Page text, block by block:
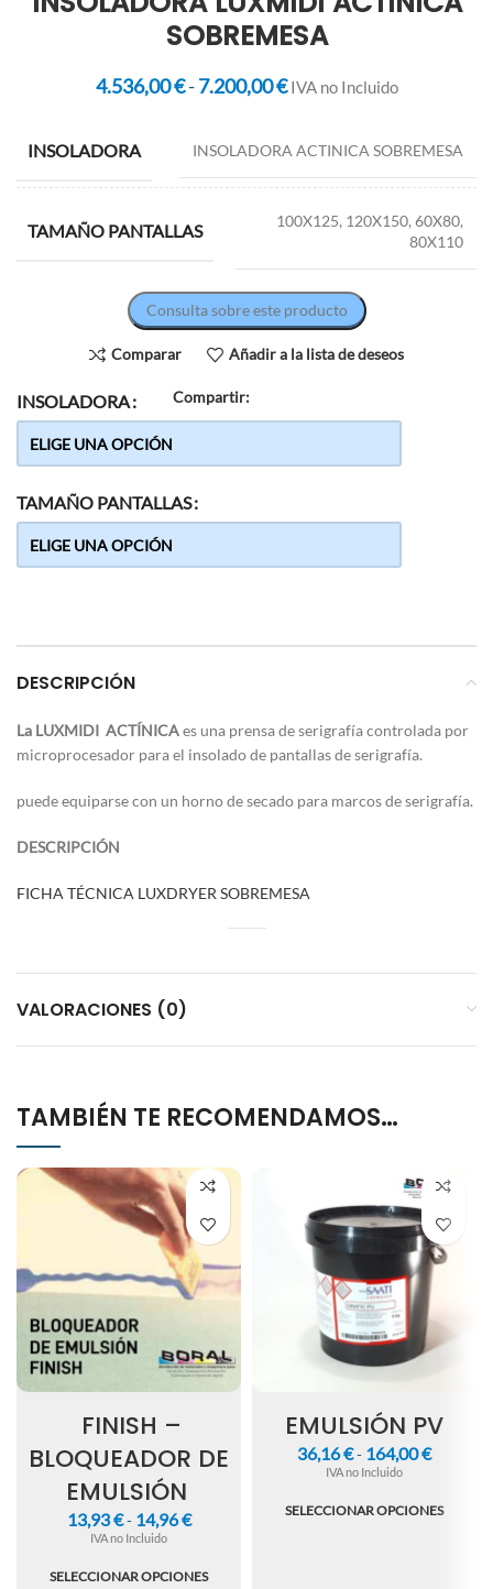
SOBREMESA
4.536,00€ - 7.200,00€ IVA no Incluido
INSOLADORA INSOLADORA ACTINICA SOBREMESA
TAMAÑO PANTALLAS
100X125, 120X150, 60X80,
80X110
Consulta sobre este producto
Comparar Añadir a la lista de deseos
Compartir:
INSOLADORA
TAMAÑO PANTALLAS
DESCRIPCIÓN
La LUXMIDI ACTÍNICAes una prensa de serigrafía controlada por
microprocesador para el insolado de pantallas de serigrafía.
puede equiparse con un horno de secado para marcos de serigrafía.
DESCRIPCIÓN
FICHA TÉCNICA LUXDRYER SOBREMESA
VALORACIONES (0)
TAMBIÉN TE RECOMENDAMOS…
FINISH –
BLOQUEADOR DE
EMULSIÓN
13,93€ - 14,96€
IVA no Incluido
SELECCIONAR OPCIONES
EMULSIÓN PV
36,16€- 164,00€
IVA no Incluido
SELECCIONAR OPCIONES